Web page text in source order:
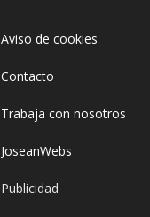
Aviso de cookies
Contacto
Trabaja con nosotros
JoseanWebs
Publicidad